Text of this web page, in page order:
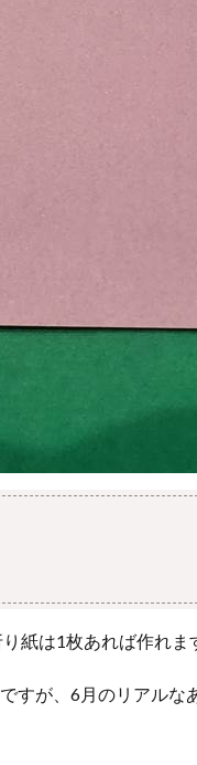
紙は1枚あれば作れま
すが、6月のリアルな